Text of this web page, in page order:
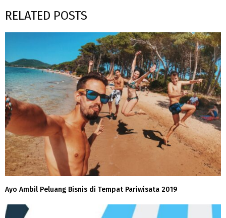
RELATED POSTS
Ayo Ambil Peluang Bisnis di Tempat Pariwisata 2019